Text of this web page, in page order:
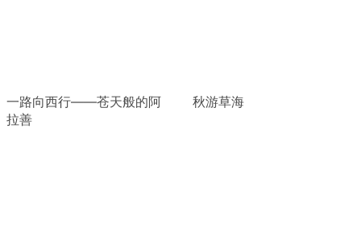
一路向西行——苍天般的阿
拉善
秋游草海